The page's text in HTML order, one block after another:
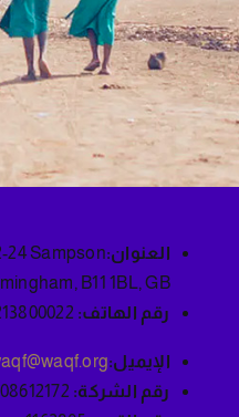
العنوان:24 Sampson
B11 1BL, GB
رقم الهاتف:
الإيميل:
رقم الشركة: 08612172